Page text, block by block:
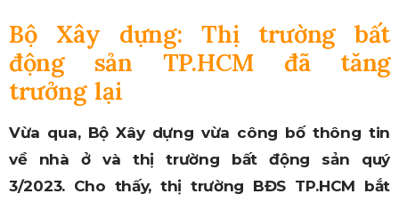
Bộ Xây dựng: Thị trường bất
động sản TP.HCM đã tăng
trưởng lại
Vừa qua, Bộ Xây dựng vừa công bố thông tin
về nhà ở và thị trường bất động sản quý
3/2023. Cho thấy, thị trường BĐS TP.HCM bắt